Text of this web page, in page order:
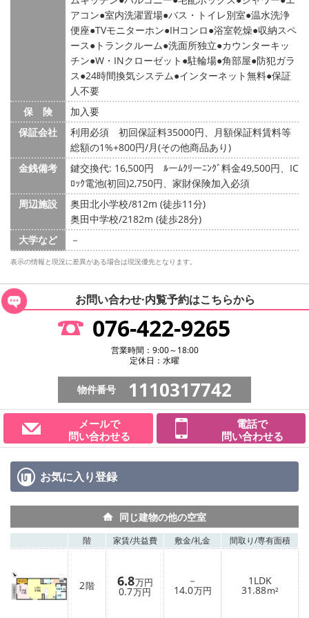
アコン 室内洗濯置場 バス・トイレ別室 温水洗浄
便座 TVモニターホン IHコンロ 浴室乾燥 収納スペ
ース
トランクルーム 洗面所独立 カウンターキッ
チン W・INクローゼット 駐輪場 角部屋 防犯ガラ
ス 24時間換気システム インターネット無料 保証
人不要
保 険
加入要
保証会社
利用必須 初回保証料35000円、月額保証料賃料等
総額の1%+800円/月(その他商品あり)
金銭備考
鍵交換代: 16,500円
ﾙーﾑｸﾘーﾆﾝｸﾞ料金49,500円、IC
ﾛｯｸ電池(初回)2,750円、家財保険加入必須
周辺施設
奥田北小学校/812m (徒歩11分)
奥田中学校/2182m (徒歩28分)
大学など
－
表示の情報と現況に差異がある場合は現況優先となります。
お問い合わせ·内覧予約はこちらから
076-422-9265
営業時間：9:00～18:00
定休日：水曜
物件番号 1110317742
メールで
問い合わせる
電話で
問い合わせる
お気に入り登録
同じ建物の他の空室
階 家賃/共益費 敷金/礼金 間取り/専有面積
2階 6.8万円
0.7万円
－
14.0万円
1LDK
31.88m²